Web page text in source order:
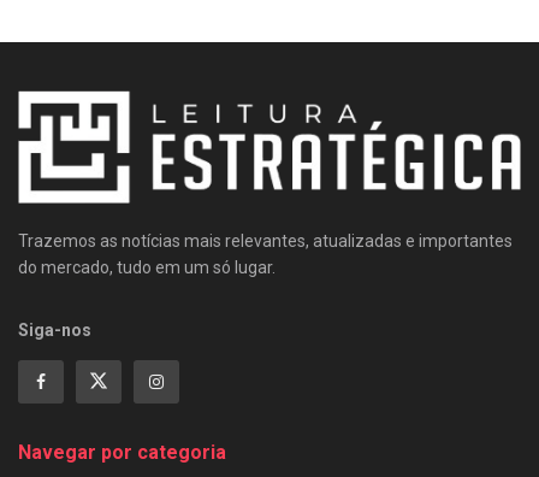
Trazemos as notícias mais relevantes, atualizadas e importantes
do mercado, tudo em um só lugar.
Siga-nos
Navegar por categoria